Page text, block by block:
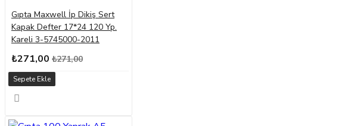
Gıpta Maxwell İp Dikiş Sert
Kapak Defter 17*24 120 Yp.
Kareli 3-5745000-2011
₺271,00 ₺271,00
Sepete Ekle